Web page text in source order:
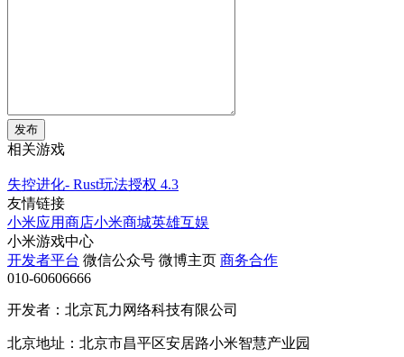
发布
相关游戏
失控进化- Rust玩法授权 4.3
友情链接
小米应用商店小米商城英雄互娱
小米游戏中心
开发者平台 微信公众号 微博主页 商务合作
010-60606666
开发者：北京瓦力网络科技有限公司
北京地址：北京市昌平区安居路小米智慧产业园